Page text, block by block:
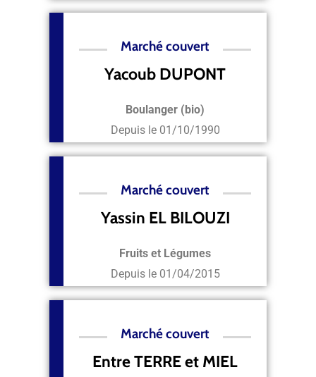
Marché couvert
Yacoub DUPONT
Boulanger (bio)
Depuis le 01/10/1990
Marché couvert
Yassin EL BILOUZI
Fruits et Légumes
Depuis le 01/04/2015
Marché couvert
Entre TERRE et MIEL